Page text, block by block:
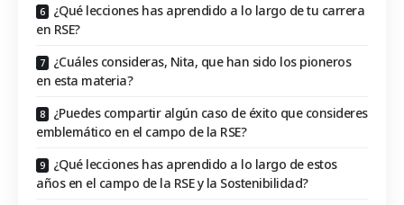
¿Qué lecciones has aprendido a lo largo de tu carrera
en RSE?
¿Cuáles consideras, Nita, que han sido los pioneros
en esta materia?
¿Puedes compartir algún caso de éxito que consideres
emblemático en el campo de la RSE?
¿Qué lecciones has aprendido a lo largo de estos
años en el campo de la RSE y la Sostenibilidad?